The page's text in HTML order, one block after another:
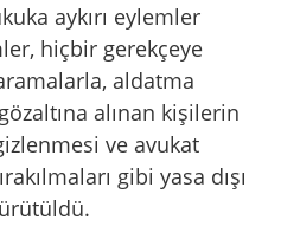
aykırı eylemler
hiçbir gerekçeye
aldatma
alınan kişilerin
ve avukat
gibi yasa dışı